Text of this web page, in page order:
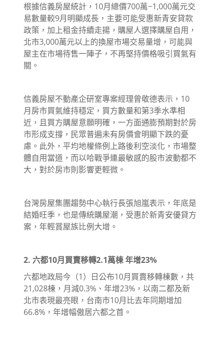
根據信義房屋統計，10月總價700萬~1,000萬元交
易數量較9月明顯成長，主要可能受惠新青安貸款
政策，加上租金持續走揚，購屋人選擇購屋自用，
北市3,000萬元以上的換屋市場交易量增，可能與
屋主在市場待售一陣子，不再堅持價格吸引買氣有
關。
信義房屋不動產企研室專案經理曾敬德表示，10
月房市買氣維持穩定，買方數量和第3季水準相
近，且買方購屋意願明確，一方面通膨預期對於房
市形成支撐，民眾普遍未有房價會明顯下跌的憂
慮。此外，平均地權條例上路後利空淡化，市場整
體自用當道，而以哈戰爭連最敏感的股市波動都不
大，對於房市則影響更輕微。
台灣房屋集團趨勢中心執行長張旭嵐表示，年底是
結婚旺季，也是傳統購屋潮，受惠於新青安優貸方
案，年輕賞屋族比例大增。
2. 六都10月買賣移轉2.1萬棟 年增23%
六都地政局今（1）日公布10月買賣移轉棟數，共
21,028棟，月減0.3%、年增23%，以南二都及新
北市表現最亮眼，台南市10月比去年同期增加
66.8%，年增幅傲居六都之首。